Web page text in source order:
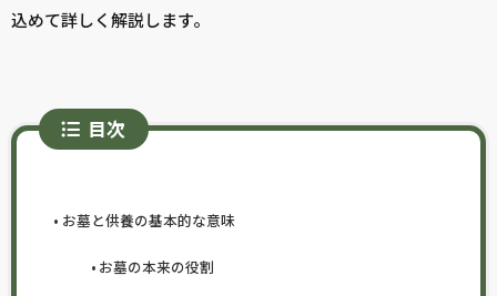
込めて詳しく解説します。
目次
お墓と供養の基本的な意味
お墓の本来の役割